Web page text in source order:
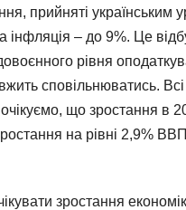
прийняті
інфляція – до 9%. Це
рівня
сповільнюватись. Всі
що зростання в
на рівні 2,9%
зростання